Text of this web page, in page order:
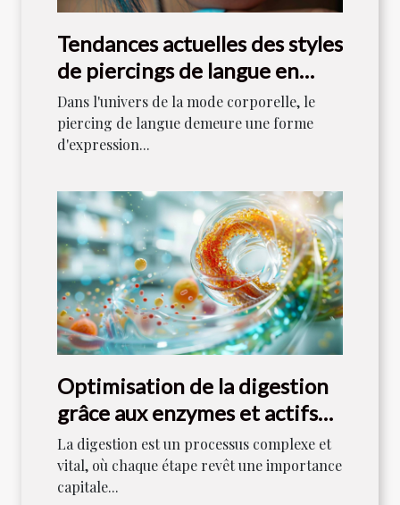
Tendances actuelles des styles
de piercings de langue en
2023
Dans l'univers de la mode corporelle, le
piercing de langue demeure une forme
d'expression...
Optimisation de la digestion
grâce aux enzymes et actifs
naturels
La digestion est un processus complexe et
vital, où chaque étape revêt une importance
capitale...